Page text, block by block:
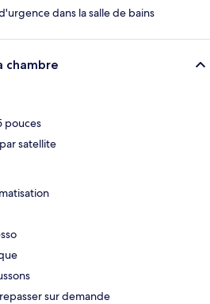
dans la salle de bains
chambre
pouces
satellite
sur demande